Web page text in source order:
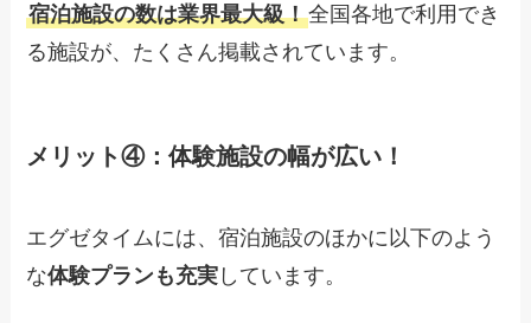
宿泊施設の数は業界最大級！全国各地で利用でき
る施設が、たくさん掲載されています。
メリット④：体験施設の幅が広い！
エグゼタイムには、宿泊施設のほかに以下のよう
な体験プランも充実 しています。